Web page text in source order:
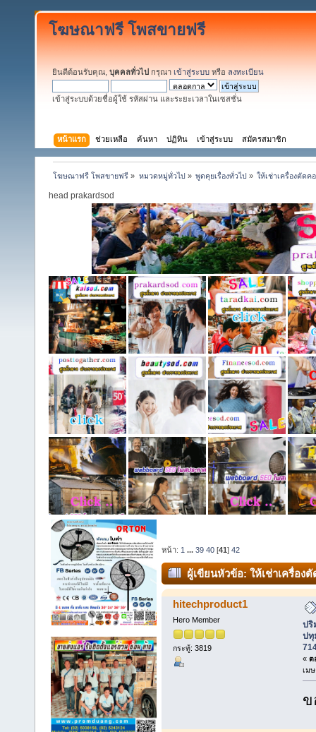
โฆษณาฟรี โพสขายฟรี
ยินดีต้อนรับคุณ, บุคคลทั่วไป กรุณา เข้าสู่ระบบ หรือ ลงทะเบียน
เข้าสู่ระบบด้วยชื่อผู้ใช้ รหัสผ่าน และระยะเวลาในเซสชั่น
หน้าแรก ช่วยเหลือ ค้นหา ปฏิทิน เข้าสู่ระบบ สมัครสมาชิก
โฆษณาฟรี โพสขายฟรี » หมวดหมู่ทั่วไป» พูดคุยเรื่องทั่วไป» ให้เช่าเครื่องตัด
head prakardsod
หน้า: 1 ... 39 40 [41 ] 42
ผู้เขียนหัวข้อ: ให้เช่าเครื่อ
นครปฐม ปทุมธานี โทร 081-
hitechproduct1
Hero Member
กระทู้: 3819
ปริ
ปทุ
« ต
เม
ข